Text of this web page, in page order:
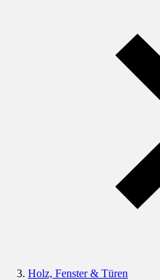
Holz, Fenster & Türen